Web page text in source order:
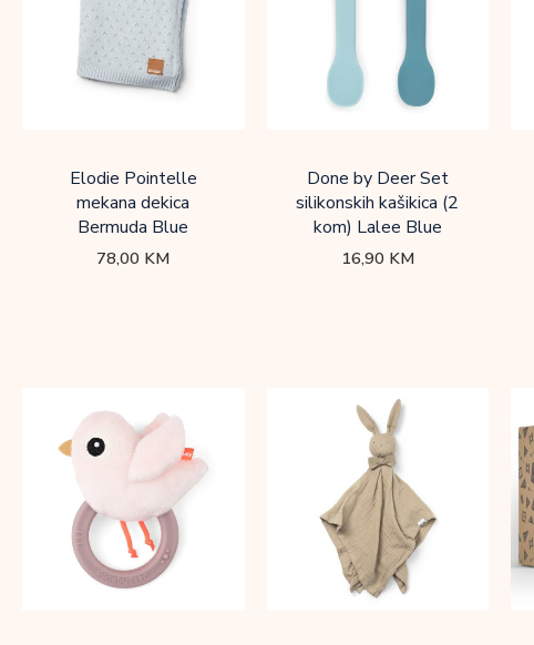
Elodie Pointelle
mekana dekica
Bermuda Blue
78,00 KM
Done by Deer Set
silikonskih kašikica (2
kom) Lalee Blue
16,90 KM